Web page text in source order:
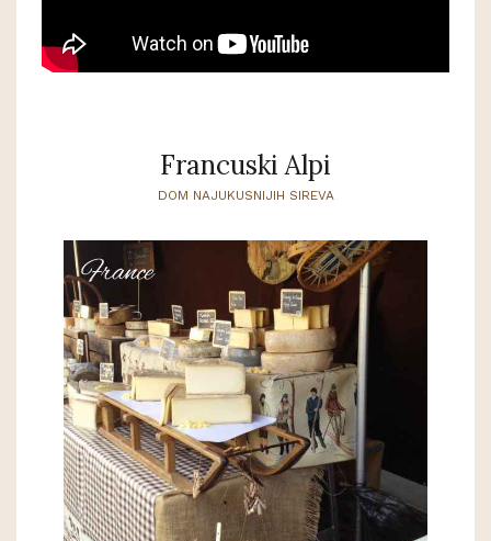
Francuski Alpi
DOM NAJUKUSNIJIH SIREVA